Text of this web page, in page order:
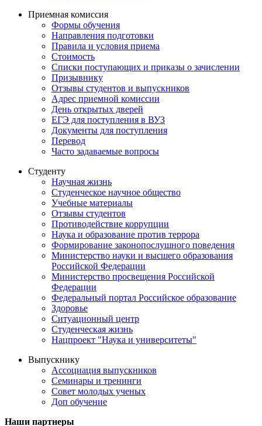
Приемная комиссия
Формы обучения
Направления подготовки
Правила и условия приема
Стоимость
Списки поступающих и приказы о зачислении
Призывнику
Отзывы студентов и выпускников
Адрес приемной комиссии
День открытых дверей
ЕГЭ для поступления в ВУЗ
Документы для поступления
Перевод
Часто задаваемые вопросы
Студенту
Научная жизнь
Студенческое научное общество
Учебные материалы
Отзывы студентов
Противодействие коррупции
Наука и образование против террора
Формирование законопослушного поведения
Министерство науки и высшего образования
Российской Федерации
Министерство просвещения Российской
Федерации
Федеральный портал Российское образование
Здоровье
Ситуационный центр
Студенческая жизнь
Нацпроект "Наука и университеты"
Выпускнику
Ассоциация выпускников
Семинары и тренинги
Совет молодых ученых
Доп обучение
Наши партнеры